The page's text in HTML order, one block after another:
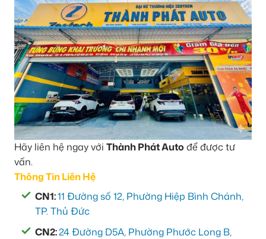
Hãy liên hệ ngay với Thành Phát Auto để được tư
vấn.
Thông Tin Liên Hệ
CN1:11 Đường số 12, Phường Hiệp Bình Chánh,
TP. Thủ Đức
CN2:24 Đường D5A, Phường Phước Long B,